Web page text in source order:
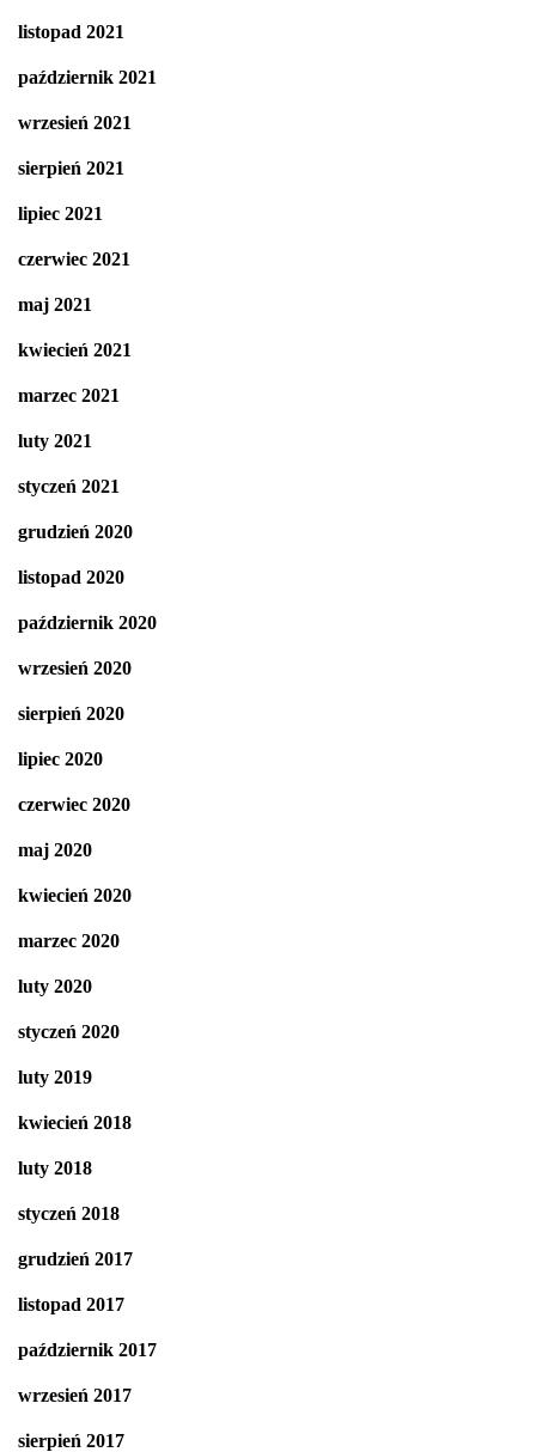
listopad 2021
październik 2021
wrzesień 2021
sierpień 2021
lipiec 2021
czerwiec 2021
maj 2021
kwiecień 2021
marzec 2021
luty 2021
styczeń 2021
grudzień 2020
listopad 2020
październik 2020
wrzesień 2020
sierpień 2020
lipiec 2020
czerwiec 2020
maj 2020
kwiecień 2020
marzec 2020
luty 2020
styczeń 2020
luty 2019
kwiecień 2018
luty 2018
styczeń 2018
grudzień 2017
listopad 2017
październik 2017
wrzesień 2017
sierpień 2017